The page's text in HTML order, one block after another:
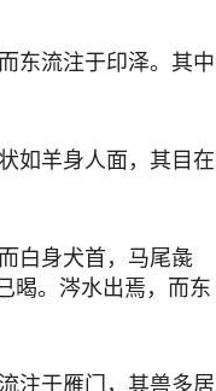
东流注于印泽。其中
如羊身人面，其目在
白身犬首，马尾彘
暍。涔水出焉，而东
注于雁门，其兽多居